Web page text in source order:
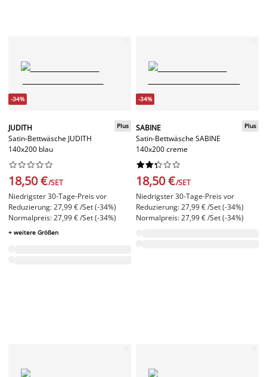
-34%
JUDITH
Satin-Bettwäsche JUDITH
140x200 blau
Plus






18,50 €/SET
Niedrigster 30-Tage-Preis vor
Reduzierung: 27,99 € /Set (-34%)
Normalpreis: 27,99 € /Set (-34%)
+ weitere Größen
-34%
SABINE
Satin-Bettwäsche SABINE
140x200 creme
Plus






18,50 €/SET
Niedrigster 30-Tage-Preis vor
Reduzierung: 27,99 € /Set (-34%)
Normalpreis: 27,99 € /Set (-34%)